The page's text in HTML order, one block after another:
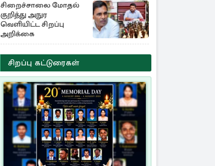
சிறைச்சாலை மோதல்
குறித்து அநுர
வெளியிட்ட சிறப்பு
அறிக்கை
சிறப்பு கட்டுரைகள்